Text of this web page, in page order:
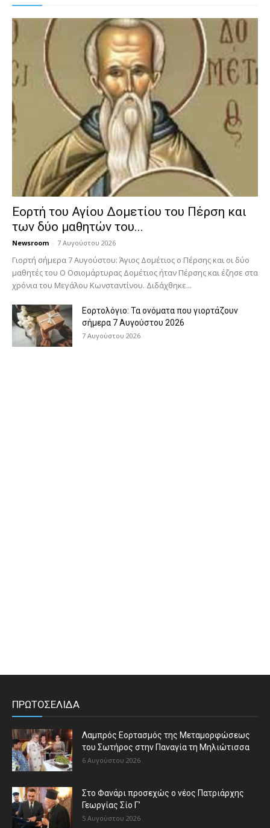
Εορτή του Αγίου Δομετίου του Πέρση και
των δύο μαθητών του...
Newsroom - 7 Αυγούστου 2026
Γιορτή σήμερα 7 Αυγούστου: Άγιος Δομέτιος ο Πέρσης και οι δύο
μαθητές του Ο Oσιομάρτυρας Δομέτιος ήταν Πέρσης και έζησε στα
χρόνια του Μεγάλου Κωνσταντίνου. Διδάχθηκε...
Εορτολόγιο: Τα ονόματα που γιορτάζουν
σήμερα 7 Αυγούστου 2026
7 Αυγούστου 2026
ΠΡΩΤΟΣΕΛΙΔΑ
Λαμπρός Εορτασμός της Μεταμορφώσεως
του Σωτήρος στην Παναγία τη Μηλιώτισσα
6 Αυγούστου 2026
Στο Φανάρι προσεχώς ο νέος Πατριάρχης
Γεωργίας Σίο Γ’
5 Αυγούστου 2026